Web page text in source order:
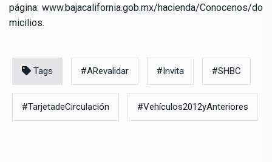
página: www.bajacalifornia.gob.mx/hacienda/Conocenos/do
micilios.
Tags #ARevalidar #Invita #SHBC
#TarjetadeCirculación #Vehículos2012yAnteriores